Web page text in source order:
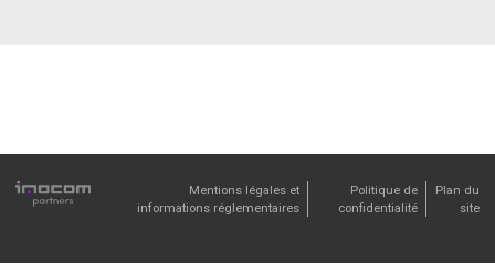
Mentions légales et
informations réglementaires
Politique de
confidentialité
Plan du
site